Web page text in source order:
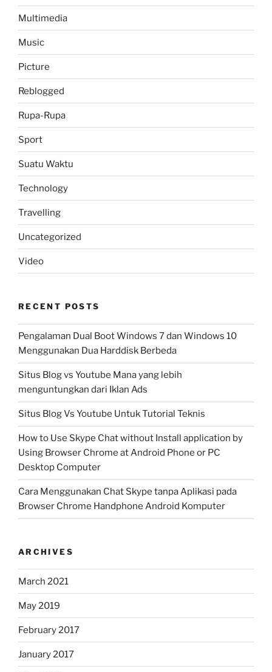
Multimedia
Music
Picture
Reblogged
Rupa-Rupa
Sport
Suatu Waktu
Technology
Travelling
Uncategorized
Video
RECENT POSTS
Pengalaman Dual Boot Windows 7 dan Windows 10
Menggunakan Dua Harddisk Berbeda
Situs Blog vs Youtube Mana yang lebih
menguntungkan dari Iklan Ads
Situs Blog Vs Youtube Untuk Tutorial Teknis
How to Use Skype Chat without Install application by
Using Browser Chrome at Android Phone or PC
Desktop Computer
Cara Menggunakan Chat Skype tanpa Aplikasi pada
Browser Chrome Handphone Android Komputer
ARCHIVES
March 2021
May 2019
February 2017
January 2017